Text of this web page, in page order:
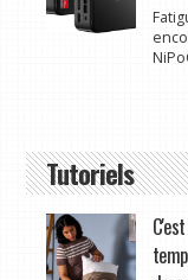
Tutoriels